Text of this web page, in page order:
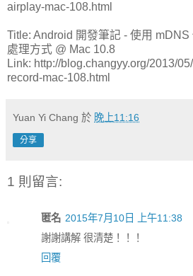
airplay-mac-108.html
Title: Android 開發筆記 - 使用
處理方式 @ Mac 10.8
Link: http://blog.changyy.org/2013/
record-mac-108.html
Yuan Yi Chang 於 晚上11:16
分享
1 則留言:
匿名 2015年7月10日 上午11:38
謝謝講解 很清楚！！！
回覆